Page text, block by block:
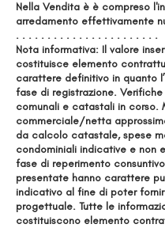
Nella Vendita è è compreso
arredamento effettivamente
. . . . . . . . . . . . . . . . . . . . . . .
Nota informativa: Il valore
costituisce elemento
carattere definitivo in quanto
fase di registrazione.
comunali e catastali in corso.
commerciale/netta
da calcolo catastale, spese
condominiali indicative e non
fase di reperimento
presentate hanno carattere
indicativo al fine di poter
progettuale. Tutte le
costituiscono elemento